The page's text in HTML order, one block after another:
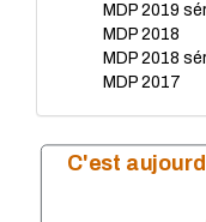
MDP 2019
MDP 2018
MDP 2018
MDP 2017
MDP 2016
MDP 2015
C'est